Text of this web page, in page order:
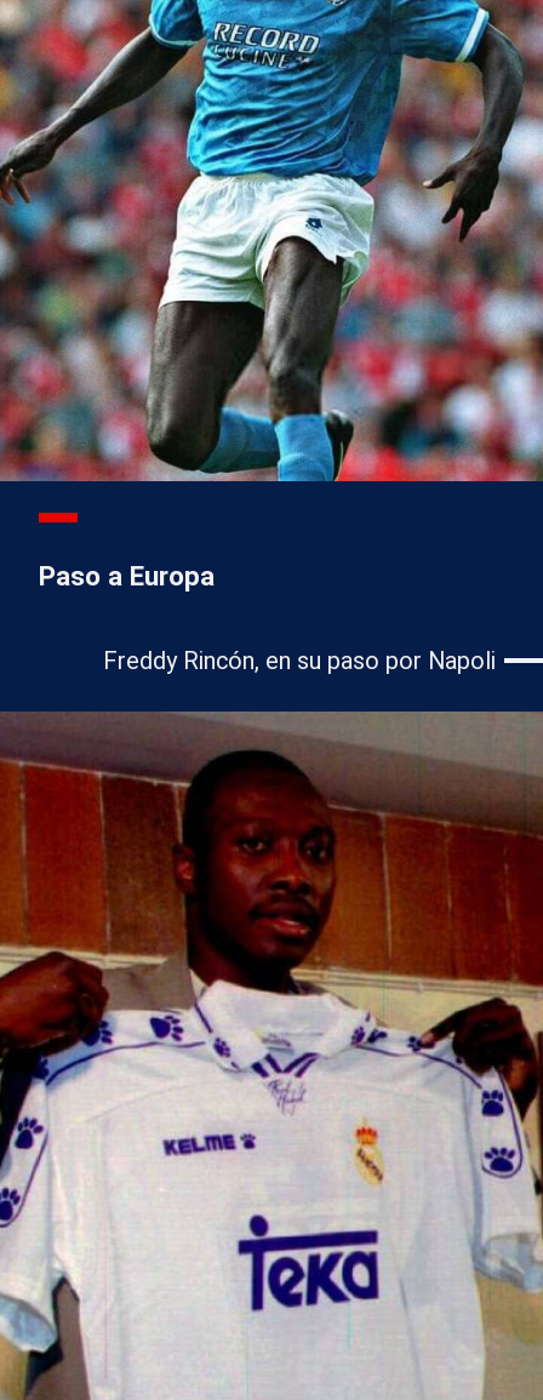
Paso a Europa
Freddy Rincón, en su paso por Napoli